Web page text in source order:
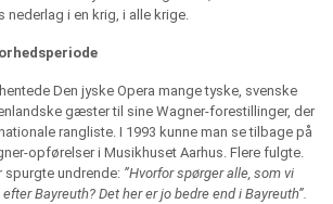
nederlag i en krig, i alle krige.
Den jyske Opera mange tyske, svenske
gæster til sine Wagner-forestillinger, der
rangliste. I 1993 kunne man se tilbage på
opførelser i Musikhuset Aarhus. Flere fulgte.
spurgte undrende: ”Hvorfor spørger alle, som vi
Bayreuth? Det her er jo bedre end i Bayreuth”.